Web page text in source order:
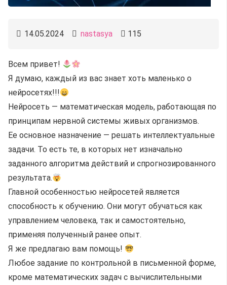
14.05.2024 nastasya 115
Всем привет!
Я думаю, каждый из вас знает хоть маленько о
нейросетях!!!
Нейросеть — математическая модель, работающая по
принципам нервной системы живых организмов.
Ее основное назначение — решать интеллектуальные
задачи. То есть те, в которых нет изначально
заданного алгоритма действий и спрогнозированного
результата.
Главной особенностью нейросетей является
способность к обучению. Они могут обучаться как
управлением человека, так и самостоятельно,
применяя полученный ранее опыт.
Я же предлагаю вам помощь!
Любое задание по контрольной в письменной форме,
кроме математических задач с вычислительными